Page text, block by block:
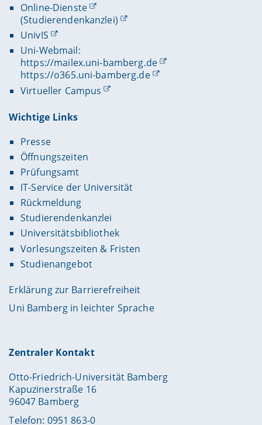
Online-Dienste
(Studierendenkanzlei)
UnivIS
Uni-Webmail:
https://mailex.uni-bamberg.de
https://o365.uni-bamberg.de
Virtueller Campus
Wichtige Links
Presse
Öffnungszeiten
Prüfungsamt
IT-Service der Universität
Rückmeldung
Studierendenkanzlei
Universitätsbibliothek
Vorlesungszeiten & Fristen
Studienangebot
Erklärung zur Barrierefreiheit
Uni Bamberg in leichter Sprache
Zentraler Kontakt
Otto-Friedrich-Universität Bamberg
Kapuzinerstraße 16
96047 Bamberg
Telefon: 0951 863-0